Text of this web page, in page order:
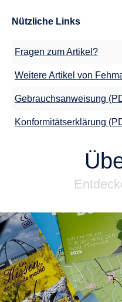
Nützliche Links
Fragen zum Artikel?
Weitere Artikel von
Gebrauchsanweisung
Konformitätserklärung